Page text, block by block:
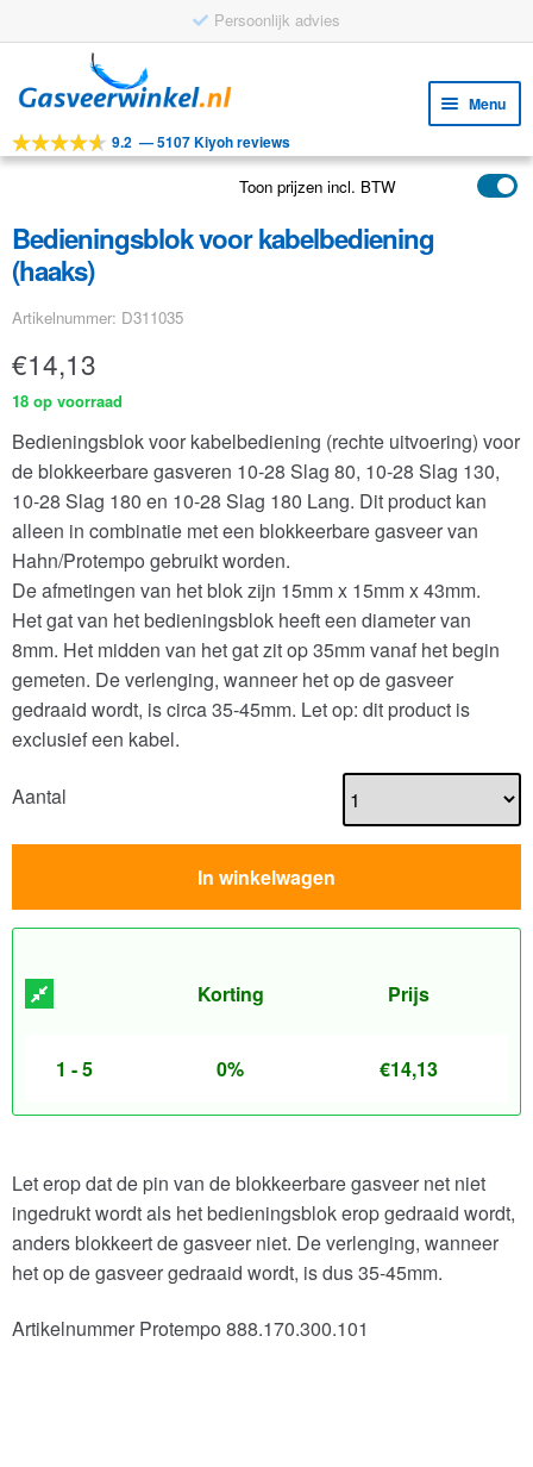
Persoonlijk advies
door
navigatie
naar
inhoud
Menu
Tools
Toepassingen
Klantenservice
9.2 —5107 Kiyoh reviews
Toon prijzen incl. BTW
Bedieningsblok voor kabelbediening
(haaks)
Artikelnummer: D311035
€14,13
18 op voorraad
Bedieningsblok voor kabelbediening (rechte uitvoering) voor
de blokkeerbare gasveren 10-28 Slag 80, 10-28 Slag 130,
10-28 Slag 180 en 10-28 Slag 180 Lang. Dit product kan
alleen in combinatie met een blokkeerbare gasveer van
Hahn/Protempo gebruikt worden.
De afmetingen van het blok zijn 15mm x 15mm x 43mm.
Het gat van het bedieningsblok heeft een diameter van
8mm. Het midden van het gat zit op 35mm vanaf het begin
gemeten. De verlenging, wanneer het op de gasveer
gedraaid wordt, is circa 35-45mm. Let op: dit product is
exclusief een kabel.
Aantal
In winkelwagen
Korting Prijs
1 - 5 0% €14,13
Let erop dat de pin van de blokkeerbare gasveer net niet
ingedrukt wordt als het bedieningsblok erop gedraaid wordt,
anders blokkeert de gasveer niet. De verlenging, wanneer
het op de gasveer gedraaid wordt, is dus 35-45mm.
Artikelnummer Protempo 888.170.300.101